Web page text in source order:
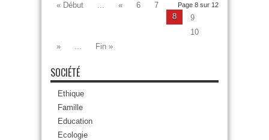
Page 8 sur 12
« Début ... « 6
7
8
9
10
»
... Fin »
SOCIÉTÉ
Ethique
Famille
Education
Ecologie